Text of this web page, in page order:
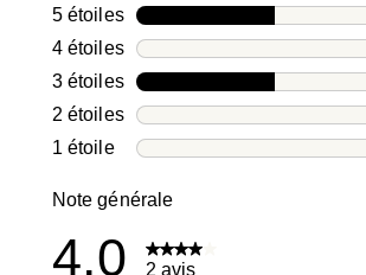
5 étoilesétoiles
4 étoilesétoiles
3 étoilesétoiles
2 étoilesétoiles
1 étoileétoiles
Note générale
4.0 2 avis